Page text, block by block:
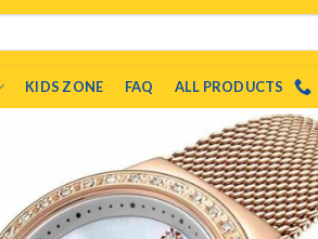
KIDS ZONE FAQ ALL PRODUCTS